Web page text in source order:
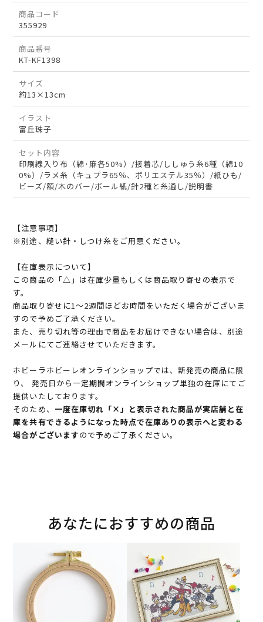
商品コード
355929
商品番号
KT-KF1398
サイズ
約13×13cm
イラスト
富丘珠子
セット内容
印刷線入り布（綿･麻各50%）/接着芯/ししゅう糸6種（綿10
0%）/ラメ糸（キュプラ65％、ポリエステル35％）/紙ひも/
ビーズ/額/木のバー/ボール紙/針2種と糸通し/説明書
【注意事項】
※別途、縫い針・しつけ糸をご用意ください。
【在庫表示について】
この商品の「△」は在庫少量もしくは商品取り寄せの表示で
す。
商品取り寄せに1～2週間ほどお時間をいただく場合がございま
すので予めご了承ください。
また、売り切れ等の理由で商品をお届けできない場合は、別途
メールにてご連絡させていただきます。
ホビーラホビーレオンラインショップでは、新発売の商品に限
り、 発売日から一定期間オンラインショップ単独の在庫にてご
提供いたしております。
そのため、 一度在庫切れ「×」と表示された商品が実店舗と在
庫を共有できるようになった時点で在庫ありの表示へと変わる
場合がございますので予めご了承ください。
あなたにおすすめの商品